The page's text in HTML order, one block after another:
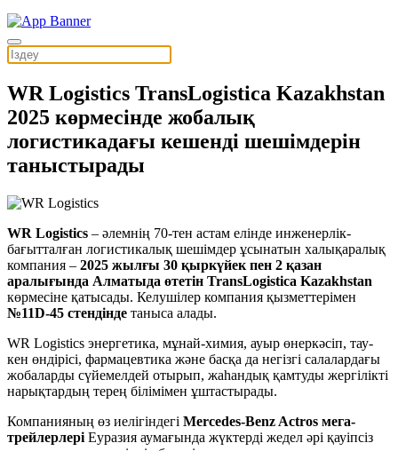
WR Logistics TransLogistica Kazakhstan
2025 көрмесінде жобалық
логистикадағы кешенді шешімдерін
таныстырады
WR Logistics – әлемнің 70-тен астам елінде инженерлік-
бағытталған логистикалық шешімдер ұсынатын халықаралық
компания – 2025 жылғы 30 қыркүйек пен 2 қазан
аралығында Алматыда өтетін TransLogistica Kazakhstan
көрмесіне қатысады. Келушілер компания қызметтерімен
№11D-45 стендінде таныса алады.
WR Logistics энергетика, мұнай-химия, ауыр өнеркәсіп, тау-
кен өндірісі, фармацевтика және басқа да негізгі салалардағы
жобаларды сүйемелдей отырып, жаһандық қамтуды жергілікті
нарықтардың терең білімімен ұштастырады.
Компанияның өз иелігіндегі Mercedes-Benz Actros мега-
трейлерлері Еуразия аумағында жүктерді жедел әрі қауіпсіз